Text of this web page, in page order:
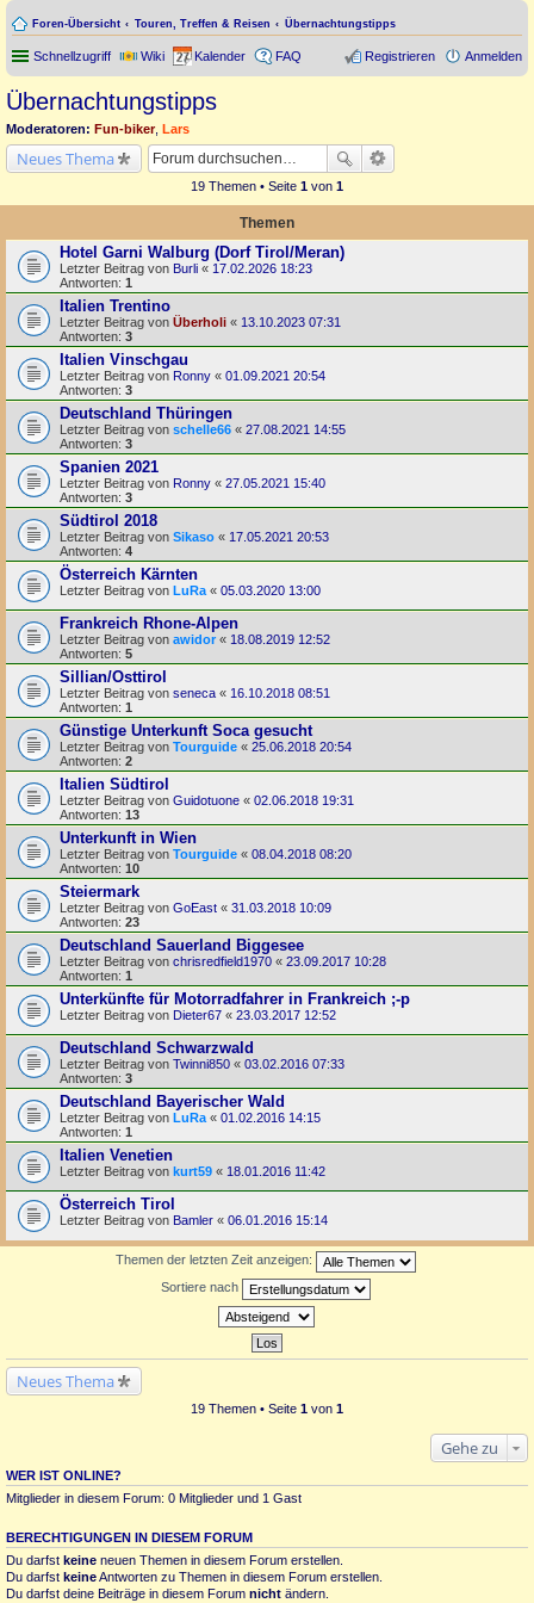
Foren-Übersicht Touren, Treffen & Reisen Übernachtungstipps
Schnellzugriff Wiki Kalender FAQ Anmelden
Registrieren
Übernachtungstipps
Moderatoren: Fun-biker, Lars
Neues Thema
19 Themen • Seite 1 von 1
Themen
Hotel Garni Walburg (Dorf Tirol/Meran)
Letzter Beitrag von Burli « 17.02.2026 18:23
Antworten: 1
Italien Trentino
Letzter Beitrag von Überholi « 13.10.2023 07:31
Antworten: 3
Italien Vinschgau
Letzter Beitrag von Ronny « 01.09.2021 20:54
Antworten: 3
Deutschland Thüringen
Letzter Beitrag von schelle66 « 27.08.2021 14:55
Antworten: 3
Spanien 2021
Letzter Beitrag von Ronny « 27.05.2021 15:40
Antworten: 3
Südtirol 2018
Letzter Beitrag von Sikaso « 17.05.2021 20:53
Antworten: 4
Österreich Kärnten
Letzter Beitrag von LuRa « 05.03.2020 13:00
Frankreich Rhone-Alpen
Letzter Beitrag von awidor « 18.08.2019 12:52
Antworten: 5
Sillian/Osttirol
Letzter Beitrag von seneca « 16.10.2018 08:51
Antworten: 1
Günstige Unterkunft Soca gesucht
Letzter Beitrag von Tourguide « 25.06.2018 20:54
Antworten: 2
Italien Südtirol
Letzter Beitrag von Guidotuone « 02.06.2018 19:31
Antworten: 13
Unterkunft in Wien
Letzter Beitrag von Tourguide « 08.04.2018 08:20
Antworten: 10
Steiermark
Letzter Beitrag von GoEast « 31.03.2018 10:09
Antworten: 23
Deutschland Sauerland Biggesee
Letzter Beitrag von chrisredfield1970 « 23.09.2017 10:28
Antworten: 1
Unterkünfte für Motorradfahrer in Frankreich ;-p
Letzter Beitrag von Dieter67 « 23.03.2017 12:52
Deutschland Schwarzwald
Letzter Beitrag von Twinni850 « 03.02.2016 07:33
Antworten: 3
Deutschland Bayerischer Wald
Letzter Beitrag von LuRa « 01.02.2016 14:15
Antworten: 1
Italien Venetien
Letzter Beitrag von kurt59 « 18.01.2016 11:42
Österreich Tirol
Letzter Beitrag von Bamler « 06.01.2016 15:14
Themen der letzten Zeit anzeigen:
Sortiere nach
Neues Thema
19 Themen • Seite 1 von 1
Gehe zu
WER IST ONLINE?
Mitglieder in diesem Forum: 0 Mitglieder und 1 Gast
BERECHTIGUNGEN IN DIESEM FORUM
Du darfst keine neuen Themen in diesem Forum erstellen.
Du darfst keineAntworten zu Themen in diesem Forum erstellen.
Du darfst deine Beiträge in diesem Forum nicht ändern.